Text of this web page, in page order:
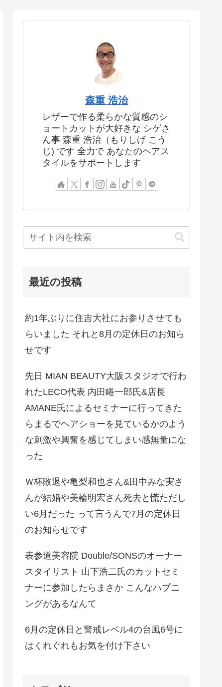
森重 浩治
レザーで作る柔らかな質感のシ
ョートカットが大好きな シゲさ
ん事 森重 浩治（もりしげ こう
じ) です 全力で あなたのヘアス
タイルをサポートします
最近の投稿
約1年ぶりに住吉大社にお参りさせても
らいました それと8月の定休日のお知ら
せです
先日 MIAN BEAUTY大阪スタジオで行わ
れたLECO代表 内田睠一郎氏&店長
AMANE氏によるセミナーに行ってきた
らまるでヘアショーを見ているかのよう
な刺激や興奮を感じてしまい感無量にな
った
Ｗ杯敗退や亀梨和也さん&田中みな実さ
んが結婚や美輪明宏さん死去と慌ただし
い6月だった って言うんで7月の定休日
のお知らせです
表参道美容院 Double/SONSのオーナー
スタイリスト 山下浩二氏のカットセミ
ナーに参加したらまさか こんなハプニ
ングがあるなんて
6月の定休日と警戒レベル4の台風6号に
はくれぐれもお気を付け下さい